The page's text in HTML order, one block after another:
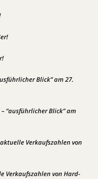
Blick” am 27.
“ausführlicher Blick” am
Verkaufszahlen von
Verkaufszahlen von Hard-